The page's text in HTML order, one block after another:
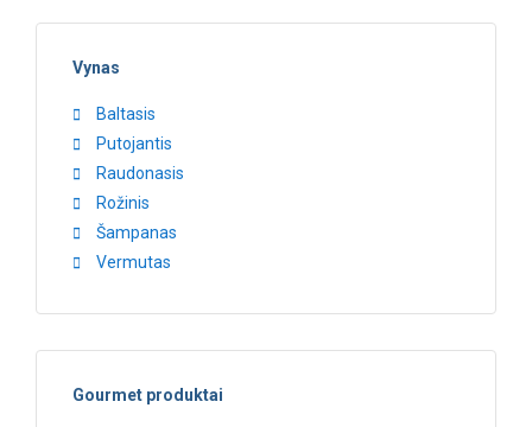
Vynas
Baltasis
Putojantis
Raudonasis
Rožinis
Šampanas
Vermutas
Gourmet produktai